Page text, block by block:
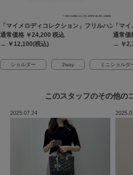
「マイメロディコレクション」フリルハンドバ
通常価格 ￥24,200 税込
→ ￥12,100(税込)
「マ
通常価
→ ￥
ショルダー 2way ミニショルダ
このスタッフのその他の
2025.07.24